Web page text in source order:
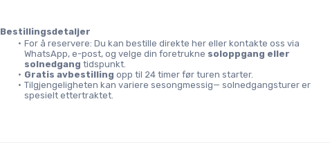
Bestillingsdetaljer
For å reservere: Du kan bestille direkte her eller kontakte oss via
WhatsApp, e-post, og velge din foretrukne soloppgang eller
solnedgang tidspunkt.
Gratis avbestilling opp til 24 timer før turen starter.
Tilgjengeligheten kan variere sesongmessig— solnedgangsturer er
spesielt ettertraktet.